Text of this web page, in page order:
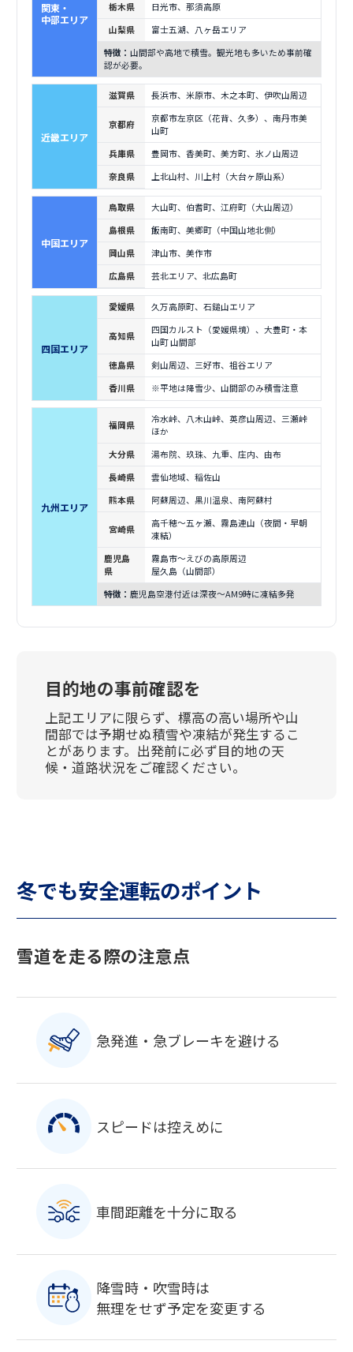
関東・
中部エリア
栃木県
日光市、那須高原
山梨県
富士五湖、八ヶ岳エリア
特徴：山間部や高地で積雪。観光地も多いため事前確
認が必要。
近畿エリア
滋賀県 長浜市、米原市、木之本町、伊吹山周辺
京都府
京都市左京区（花背、久多）、南丹市美
山町
兵庫県
豊岡市、香美町、美方町、氷ノ山周辺
奈良県
上北山村、川上村（大台ヶ原山系）
中国エリア
鳥取県
大山町、伯耆町、江府町（大山周辺）
島根県
飯南町、美郷町（中国山地北側）
岡山県
津山市、美作市
広島県
芸北エリア、北広島町
四国エリア
愛媛県 久万高原町、石鎚山エリア
高知県
四国カルスト（愛媛県境）、大豊町・本
山町 山間部
徳島県
剣山周辺、三好市、祖谷エリア
香川県
※平地は降雪少、山間部のみ積雪注意
九州エリア
福岡県
冷水峠、八木山峠、英彦山周辺、三瀬峠
ほか
大分県
湯布院、玖珠、九重、庄内、由布
長崎県
雲仙地域、稲佐山
熊本県
阿蘇周辺、黒川温泉、南阿蘇村
宮崎県
高千穂〜五ヶ瀬、霧島連山（夜間・早朝
凍結）
鹿児島
県
霧島市〜えびの高原周辺
屋久島（山間部）
特徴：鹿児島空港付近は深夜〜AM9時に凍結多発
目的地の事前確認を
上記エリアに限らず、標高の高い場所や山
間部では予期せぬ積雪や凍結が発生するこ
とがあります。出発前に必ず目的地の天
候・道路状況をご確認ください。
冬でも安全運転のポイント
雪道を走る際の注意点
急発進・急ブレーキを避ける
スピードは控えめに
車間距離を十分に取る
降雪時・吹雪時は
無理をせず予定を変更する